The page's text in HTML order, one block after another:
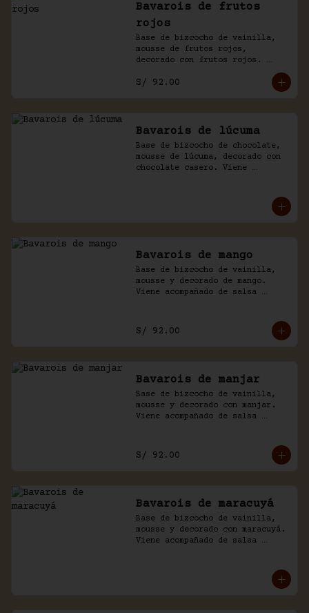
Bavarois de frutos
rojos
Base de bizcocho de vainilla,
mousse de frutos rojos,
decorado con frutos rojos.
S/ 92.00
Bavarois de lúcuma
Base de bizcocho de chocolate,
mousse de lúcuma, decorado con
chocolate casero. Viene
Bavarois de mango
Base de bizcocho de vainilla,
mousse y decorado de mango.
Viene acompañado de salsa
S/ 92.00
Bavarois de manjar
Base de bizcocho de vainilla,
mousse y decorado con manjar.
Viene acompañado de salsa
S/ 92.00
Bavarois de maracuyá
Base de bizcocho de vainilla,
mousse y decorado con maracuyá.
Viene acompañado de salsa